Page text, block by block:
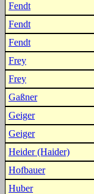
Fendt
Fendt
Fendt
Frey
Frey
Gaßner
Geiger
Geiger
Heider (Haider)
Hofbauer
Huber